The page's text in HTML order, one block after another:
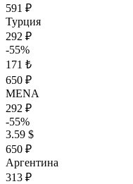
591 ₽
Турция
292 ₽
-55%
171 ₺
650 ₽
MENA
292 ₽
-55%
3.59 $
650 ₽
Аргентина
313 ₽